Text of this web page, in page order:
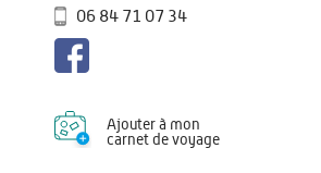
06 84 71 07 34
Ajouter à mon
carnet de voyage